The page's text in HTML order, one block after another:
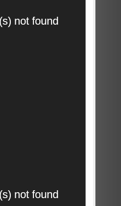
not found
not found